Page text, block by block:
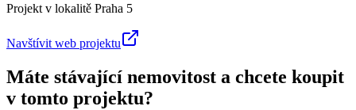
Projekt v lokalitě Praha 5
Navštívit web projektu
Máte stávající nemovitost a chcete koupit
v tomto projektu?